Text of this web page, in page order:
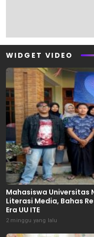
WIDGET VIDEO
Mahasiswa Universitas
Literasi Media, Bahas
Era UU ITE
2 minggu yang lalu